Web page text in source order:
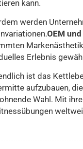
kann.
werden
OEM und
Erlebnis
ist das
aufzubauen,
Wahl. Mit